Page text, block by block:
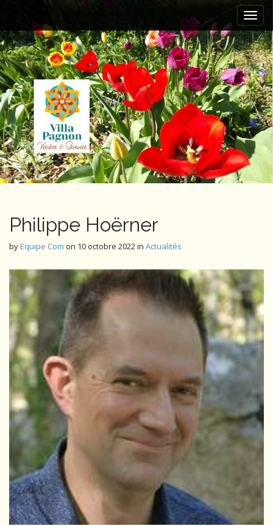
i
n
m
e
n
u
i
p
t
o
c
o
n
t
e
n
t
Philippe Hoërner
byEquipe Com on 10 octobre 2022in Actualités